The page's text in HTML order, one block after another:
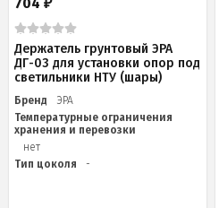
₽
Держатель грунтовый ЭРА
ДГ-03 для установки опор под
светильники НТУ (шары)
Бренд
ЭРА
Температурные ограничения
хранения и перевозки
нет
Тип цоколя
-